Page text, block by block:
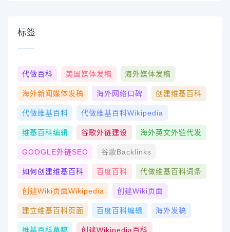
标签
代做百科 美国媒体发稿 海外媒体发稿
海外新闻媒体发稿 海外网络口碑 创建维基百科
代做维基百科 代做维基百科wikipedia
维基百科编辑 谷歌外链建设 海外英文外链代发
GOOGLE外链SEO 谷歌Backlinks
如何创建维基百科 百度百科 代做维基百科词条
创建wiki页面Wikipedia 创建wiki页面
建立维基百科页面 百度百科编辑 海外发稿
维基百科草稿 创建Wikipedia百科